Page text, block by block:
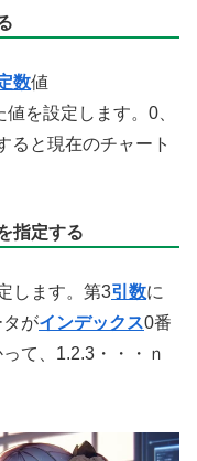
数値
を設定します。0、
ると現在のチャート
指定する
します。第3引数に
タがインデックス0番
て、1.2.3・・・ｎ